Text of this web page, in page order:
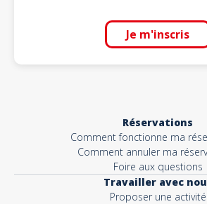
Je m'inscris
Réservations
Comment fonctionne ma
Comment annuler ma
Foire aux questions
Travailler avec
Proposer une activité